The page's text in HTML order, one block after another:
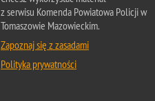
z serwisu Komenda Powiatowa Policji w
Tomaszowie Mazowieckim.
Zapoznaj się z zasadami
Polityka prywatności